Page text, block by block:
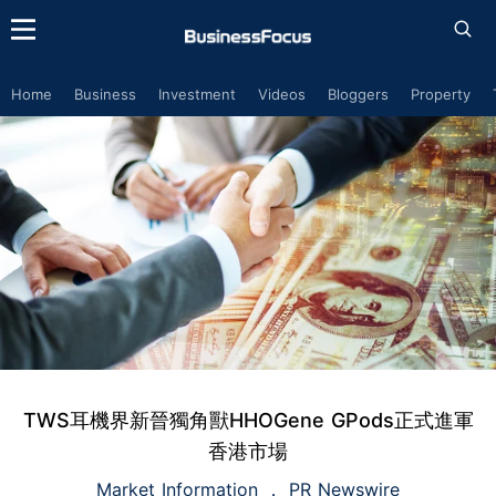
Home Business Investment Videos Bloggers Property
TWS耳機界新晉獨角獸HHOGene GPods正式進軍
香港市場
Market Information PR Newswire